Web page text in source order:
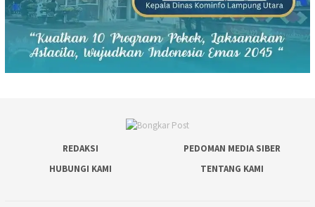
REDAKSI
PEDOMAN MEDIA SIBER
HUBUNGI KAMI
TENTANG KAMI